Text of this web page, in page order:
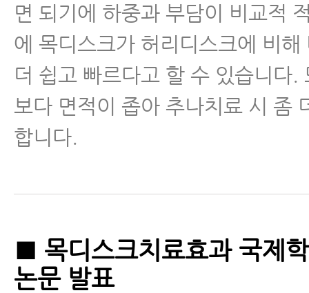
면 되기에 하중과 부담이 비교적
에 목디스크가 허리디스크에 비해
더 쉽고 빠르다고 할 수 있습니다.
보다 면적이 좁아 추나치료 시 좀
합니다.
■ 목디스크치료효과 국제
논문 발표